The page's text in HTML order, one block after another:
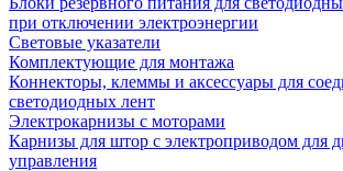
при отключении электроэнергии
Световые указатели
Комплектующие для монтажа
Коннекторы, клеммы и аксессуары для
светодиодных лент
Электрокарнизы с моторами
Карнизы для штор с электроприводом для
управления